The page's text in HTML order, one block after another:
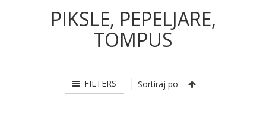
PIKSLE, PEPELJARE,
TOMPUS
FILTERS Sortiraj po